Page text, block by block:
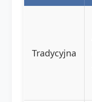
Tradycyjna